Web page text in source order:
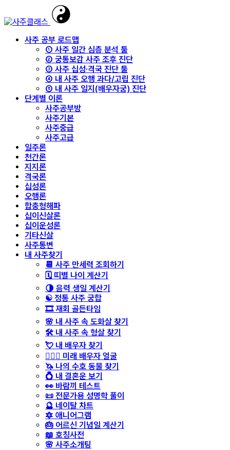
사주 공부 로드맵
① 사주 일간 심층 분석 툴
② 궁통보감 사주 조후 진단
③ 사주 십성·격국 진단 툴
④ 내 사주 오행 과다/고립 진단
⑤ 내 사주 일지(배우자궁) 진단
단계별 이론
사주공부방
사주기본
사주중급
사주고급
일주론
천간론
지지론
격국론
십성론
오행론
합충형해파
십이신살론
십이운성론
기타신살
사주통변
내 사주찾기
📆 사주 만세력 조회하기
🗓️ 띠별 나이 계산기
🌗 음력 생일 계산기
☯️ 정통 사주 궁합
🎞️ 재회 골든타임
🌸 내 사주 속 도화살 찾기
🛠️ 내 사주 속 형살 찾기
💘 내 배우자 찾기
👩‍❤️‍👨 미래 배우자 얼굴
🦄 나의 수호 동물 찾기
💍 내 결혼운 보기
👀 바람끼 테스트
📜 전문가용 성명학 풀이
🔮 네이탈 차트
🔯 애니어그램
🎂 어르신 기념일 계산기
📖 호칭사전
🌸 사주소개팅